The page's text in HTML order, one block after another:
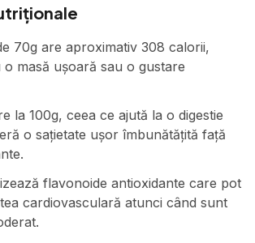
70g are aproximativ 308 calorii,
masă ușoară sau o gustare
la 100g, ceea ce ajută la o digestie
o sațietate ușor îmbunătățită față
flavonoide antioxidante care pot
cardiovasculară atunci când sunt